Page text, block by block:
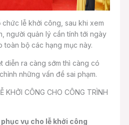
lễ khởi công, sau khi xem
người quản lý cần tính tới ngày
bộ các hạng mục này.
diễn ra càng sớm thì càng có
những vấn đề sai phạm.
KHỞI CÔNG CHO CÔNG TRÌNH
vụ cho lễ khởi công